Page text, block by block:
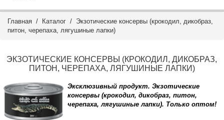
Главная / Каталог / Экзотические консервы (крокодил, дикобраз,
питон, черепаха, лягушиные лапки)
ЭКЗОТИЧЕСКИЕ КОНСЕРВЫ (КРОКОДИЛ, ДИКОБРАЗ,
ПИТОН, ЧЕРЕПАХА, ЛЯГУШИНЫЕ ЛАПКИ)
Эксклюзивный продукт. Экзотические
консервы (крокодил, дикобраз, питон,
черепаха, лягушиные лапки). Только оптом!